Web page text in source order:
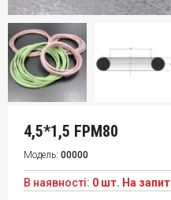
4,5*1,5 FPM80
Модель: 00000
В наявності: 0 шт. На запит